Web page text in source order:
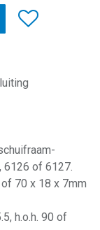
of 6127.
70 x 18 x 7mm
h.o.h. 90 of